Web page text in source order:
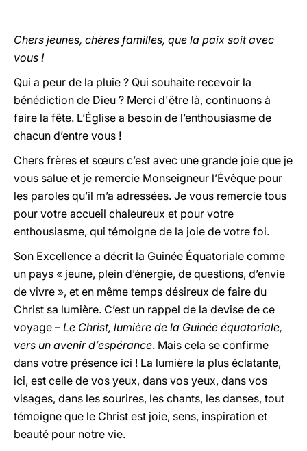
Chers jeunes, chères familles, que la paix soit avec
vous !
Qui a peur de la pluie ? Qui souhaite recevoir la
bénédiction de Dieu ? Merci d'être là, continuons à
faire la fête. L’Église a besoin de l’enthousiasme de
chacun d’entre vous !
Chers frères et sœurs c’est avec une grande joie que je
vous salue et je remercie Monseigneur l’Évêque pour
les paroles qu’il m’a adressées. Je vous remercie tous
pour votre accueil chaleureux et pour votre
enthousiasme, qui témoigne de la joie de votre foi.
Son Excellence a décrit la Guinée Équatoriale comme
un pays « jeune, plein d’énergie, de questions, d’envie
de vivre », et en même temps désireux de faire du
Christ sa lumière. C’est un rappel de la devise de ce
voyage – Le Christ, lumière de la Guinée équatoriale,
vers un avenir d’espérance. Mais cela se confirme
dans votre présence ici ! La lumière la plus éclatante,
ici, est celle de vos yeux, dans vos yeux, dans vos
visages, dans les sourires, les chants, les danses, tout
témoigne que le Christ est joie, sens, inspiration et
beauté pour notre vie.